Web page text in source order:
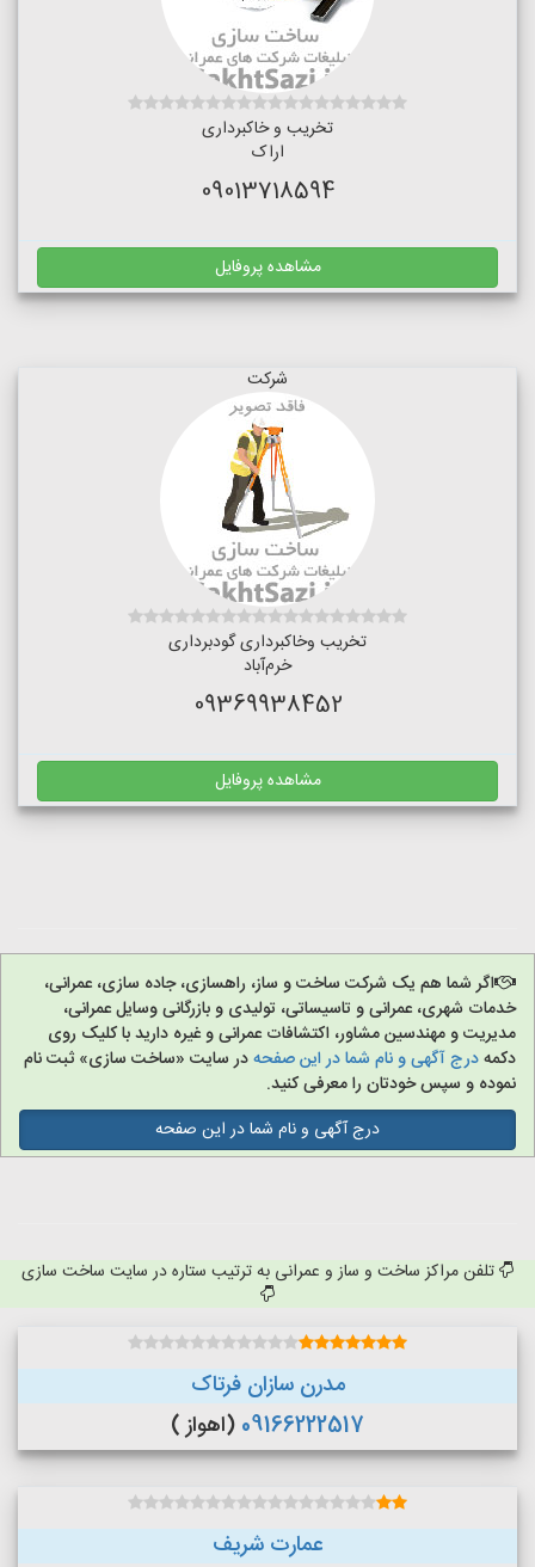
تخریب و خاکبرداری
اراک
09013718594
مشاهده پروفایل
شرکت
تخریب وخاکبرداری گودبرداری
خرم‌آباد
09369938452
مشاهده پروفایل
اگر شما هم یک شرکت ساخت و ساز، راهسازی، جاده سازی، عمرانی،
خدمات شهری، عمرانی و تاسیساتی، تولیدی و بازرگانی وسایل عمرانی،
مدیریت و مهندسین مشاور، اکتشافات عمرانی و غیره دارید با کلیک روی
دکمهدرج آگهی و نام شما در این صفحهدر سایت «ساخت سازی» ثبت نام
نموده و سپس خودتان را معرفی کنید.
درج آگهی و نام شما در این صفحه
تلفن مراکز ساخت و ساز و عمرانی به ترتیب ستاره در سایت ساخت سازی
مدرن سازان فرتاک
09166222517 (اهواز )
عمارت شریف